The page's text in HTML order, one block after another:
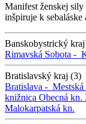
Manifest ženskej
inšpiruje k
Banskobystrický
Rimavská Sobota -
Bratislavský kraj (3)
Bratislava -
knižnica Obecná kn.
Malokarpatská kn.